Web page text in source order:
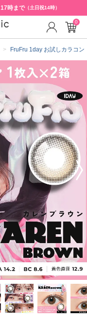
17時まで（土日祝14時）
FruFru 1day お試しカラコン
0